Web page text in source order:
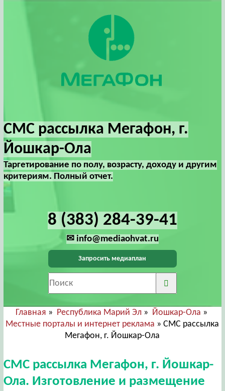
СМС рассылка Мегафон, г.
Йошкар-Ола
Таргетирование по полу, возрасту, доходу и другим
критериям. Полный отчет.
8 (383) 284-39-41
✉ info@mediaohvat.ru
Запросить медиаплан
Главная » Республика Марий Эл » Йошкар-Ола »
Местные порталы и интернет реклама » СМС рассылка
Мегафон, г. Йошкар-Ола
СМС рассылка Мегафон, г. Йошкар-
Ола. Изготовление и размещение